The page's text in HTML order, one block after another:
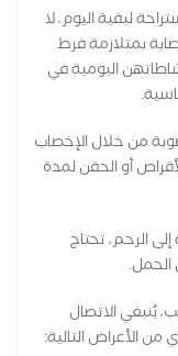
لبقية اليوم، لا
بمتلازمة فرط
اليومية في
من خلال الإخصاب
أو الحقن لمدة
إلى الرحم، تحتاج
الحمل.
يُنبغي الاتصال
الأعراض التالية: